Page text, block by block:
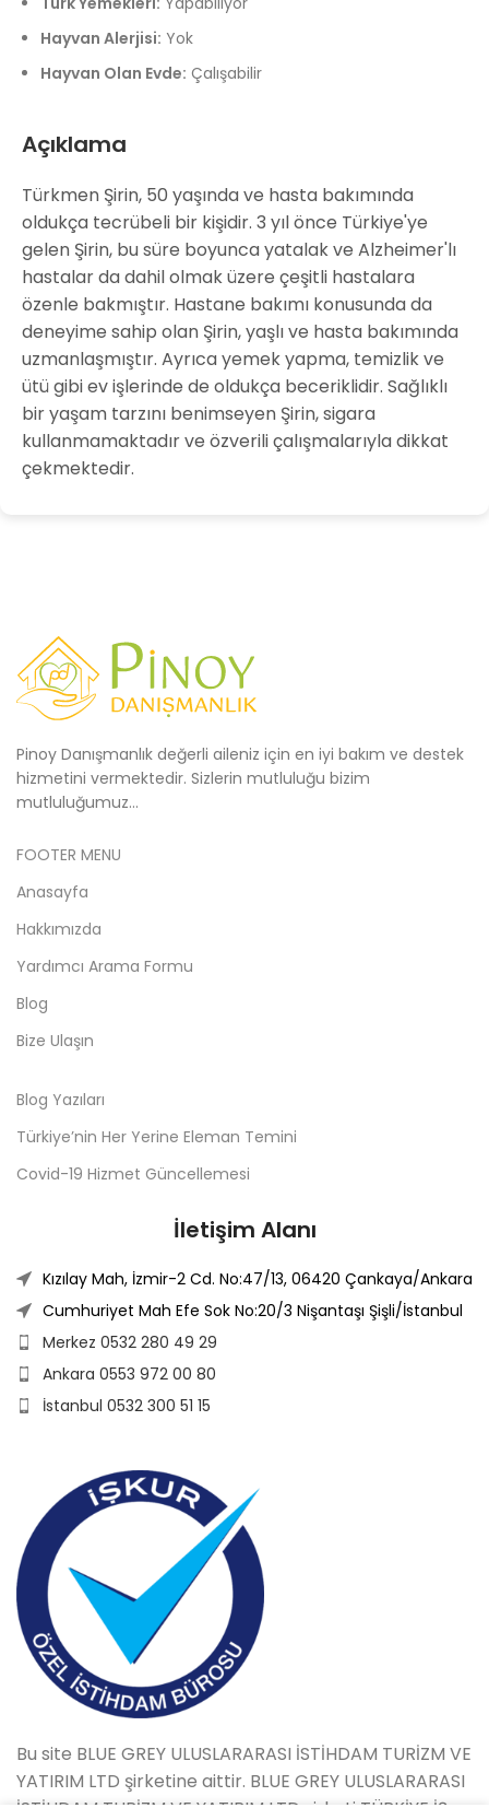
Hayvan Alerjisi: Yok
Hayvan Olan Evde: Çalışabilir
Açıklama
Türkmen Şirin, 50 yaşında ve hasta bakımında
oldukça tecrübeli bir kişidir. 3 yıl önce Türkiye'ye
gelen Şirin, bu süre boyunca yatalak ve Alzheimer'lı
hastalar da dahil olmak üzere çeşitli hastalara
özenle bakmıştır. Hastane bakımı konusunda da
deneyime sahip olan Şirin, yaşlı ve hasta bakımında
uzmanlaşmıştır. Ayrıca yemek yapma, temizlik ve
ütü gibi ev işlerinde de oldukça beceriklidir. Sağlıklı
bir yaşam tarzını benimseyen Şirin, sigara
kullanmamaktadır ve özverili çalışmalarıyla dikkat
çekmektedir.
Pinoy Danışmanlık değerli aileniz için en iyi bakım ve destek
hizmetini vermektedir. Sizlerin mutluluğu bizim
mutluluğumuz...
FOOTER MENU
Anasayfa
Hakkımızda
Yardımcı Arama Formu
Blog
Bize Ulaşın
Blog Yazıları
Türkiye’nin Her Yerine Eleman Temini
Covid-19 Hizmet Güncellemesi
İletişim Alanı
Kızılay Mah, İzmir-2 Cd. No:47/13, 06420 Çankaya/Ankara
Cumhuriyet Mah Efe Sok No:20/3 Nişantaşı Şişli/İstanbul
Merkez 0532 280 49 29
Ankara 0553 972 00 80
İstanbul 0532 300 51 15
Bu site BLUE GREY ULUSLARARASI İSTİHDAM TURİZM VE
YATIRIM LTD şirketine aittir. BLUE GREY ULUSLARARASI